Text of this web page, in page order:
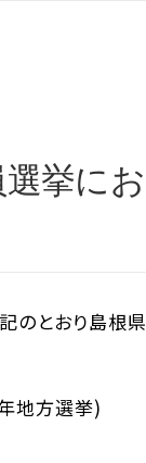
挙に
のとおり島根
地方選挙)